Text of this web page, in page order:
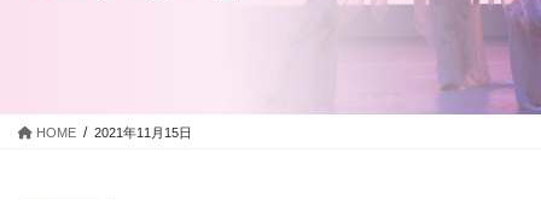
HOME 2021年11月15日